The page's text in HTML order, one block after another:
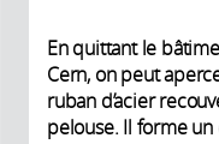
En quittant le
Cern, on peut
ruban d’acier
pelouse. Il forme